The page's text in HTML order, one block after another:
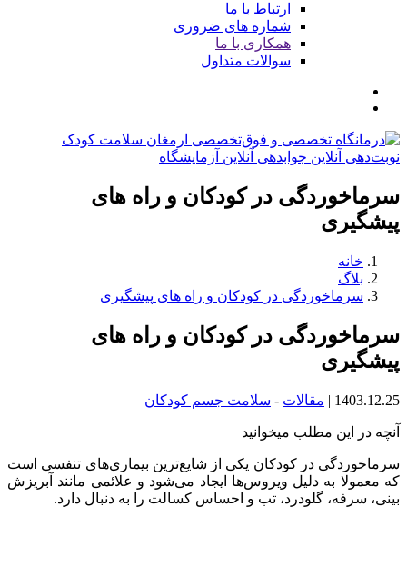
ارتباط با ما
شماره های ضروری
همکاری با ما
سوالات متداول
نوبت‌دهی آنلاین جوابدهی آنلاین آزمایشگاه
سرماخوردگی در کودکان و راه های
پیشگیری
خانه
بلاگ
سرماخوردگی در کودکان و راه های پیشگیری
سرماخوردگی در کودکان و راه های
پیشگیری
1403.12.25
| مقالات - سلامت جسم کودکان
آنچه در این مطلب میخوانید
سرماخوردگی در کودکان یکی از شایع‌ترین بیماری‌های تنفسی است
که معمولا به دلیل ویروس‌ها ایجاد می‌شود و علائمی مانند آبریزش
بینی، سرفه، گلودرد، تب و احساس کسالت را به دنبال دارد.